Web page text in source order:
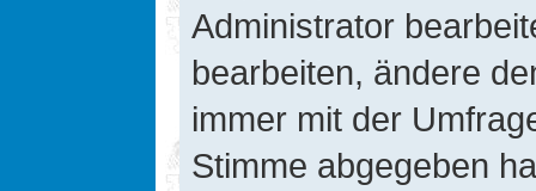
Administrator
bearbeiten, ändere
immer mit der
Stimme abgegeben